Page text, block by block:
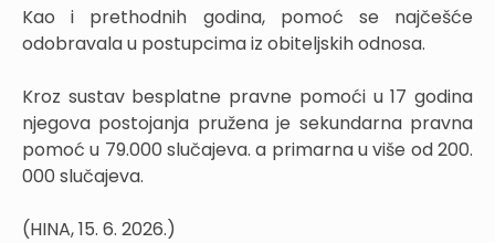
Kao i prethodnih godina, pomoć se najčešće
odobravala u postupcima iz obiteljskih odnosa.
Kroz sustav besplatne pravne pomoći u 17 godina
njegova postojanja pružena je sekundarna pravna
pomoć u 79.000 slučajeva. a primarna u više od 200.
000 slučajeva.
(HINA, 15. 6. 2026.)